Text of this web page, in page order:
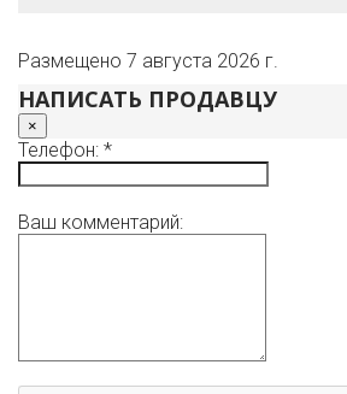
Размещено 7 августа 2026 г.
НАПИСАТЬ ПРОДАВЦУ
×
Телефон: *
Ваш комментарий: